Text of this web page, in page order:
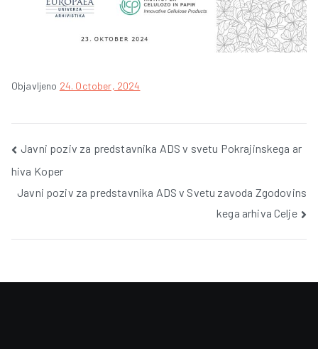
Objavljeno 24. October, 2024
Post
navigation
Javni poziv za predstavnika ADS v svetu Pokrajinskega ar
hiva Koper
Javni poziv za predstavnika ADS v Svetu zavoda Zgodovins
kega arhiva Celje